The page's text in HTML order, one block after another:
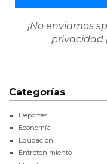
¡No enviamos
privacidad
Categorías
Deportes
Economía
Educación
Entretenimiento